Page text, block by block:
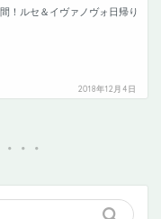
！ルセ＆イヴァノヴォ日帰り
2018年12月4日